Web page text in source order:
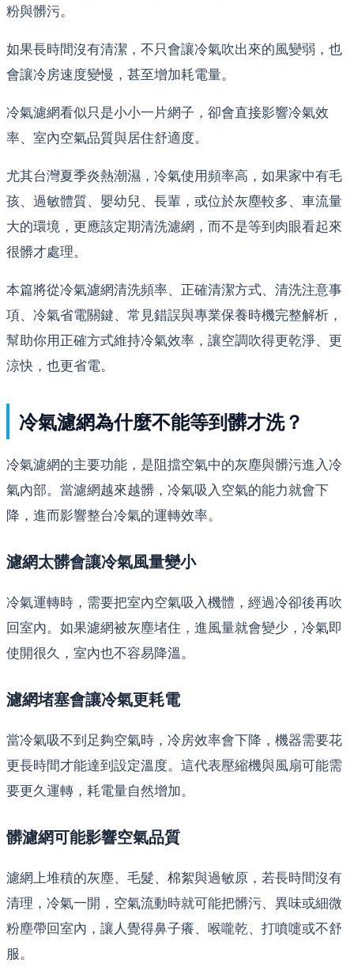
粉與髒污。
如果長時間沒有清潔，不只會讓冷氣吹出來的風變弱，也
會讓冷房速度變慢，甚至增加耗電量。
冷氣濾網看似只是小小一片網子，卻會直接影響冷氣效
率、室內空氣品質與居住舒適度。
尤其台灣夏季炎熱潮濕，冷氣使用頻率高，如果家中有毛
孩、過敏體質、嬰幼兒、長輩，或位於灰塵較多、車流量
大的環境，更應該定期清洗濾網，而不是等到肉眼看起來
很髒才處理。
本篇將從冷氣濾網清洗頻率、正確清潔方式、清洗注意事
項、冷氣省電關鍵、常見錯誤與專業保養時機完整解析，
幫助你用正確方式維持冷氣效率，讓空調吹得更乾淨、更
涼快，也更省電。
冷氣濾網為什麼不能等到髒才洗？
冷氣濾網的主要功能，是阻擋空氣中的灰塵與髒污進入冷
氣內部。當濾網越來越髒，冷氣吸入空氣的能力就會下
降，進而影響整台冷氣的運轉效率。
濾網太髒會讓冷氣風量變小
冷氣運轉時，需要把室內空氣吸入機體，經過冷卻後再吹
回室內。如果濾網被灰塵堵住，進風量就會變少，冷氣即
使開很久，室內也不容易降溫。
濾網堵塞會讓冷氣更耗電
當冷氣吸不到足夠空氣時，冷房效率會下降，機器需要花
更長時間才能達到設定溫度。這代表壓縮機與風扇可能需
要更久運轉，耗電量自然增加。
髒濾網可能影響空氣品質
濾網上堆積的灰塵、毛髮、棉絮與過敏原，若長時間沒有
清理，冷氣一開，空氣流動時就可能把髒污、異味或細微
粉塵帶回室內，讓人覺得鼻子癢、喉嚨乾、打噴嚏或不舒
服。